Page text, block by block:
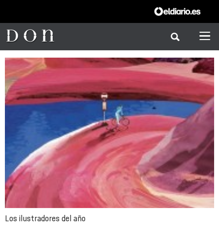
Los ilustradores del año